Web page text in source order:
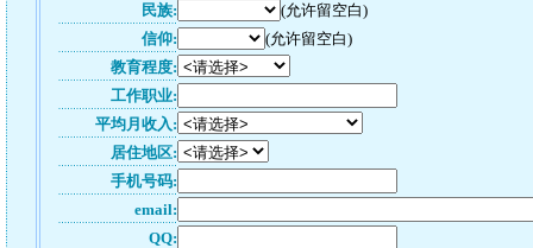
民族:
(允许留空白)
信仰:
(允许留空白)
教育程度:
工作职业:
平均月收入:
居住地区:
手机号码:
email:
QQ: